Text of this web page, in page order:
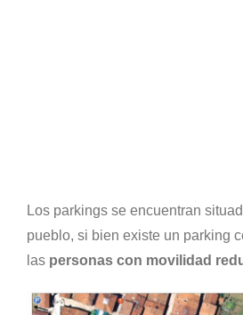
Los parkings se encuentran
pueblo, si bien existe un parking
las personas con movilidad